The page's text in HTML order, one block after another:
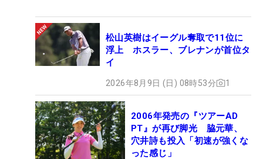
松山英樹はイーグル奪取で11位に
浮上 ホスラー、ブレナンが首位タ
イ
2026年8月9日 (日) 08時53分 1
2006年発売の『ツアーAD
PT』が再び脚光 脇元華、
穴井詩も投入「初速が強くな
った感じ」